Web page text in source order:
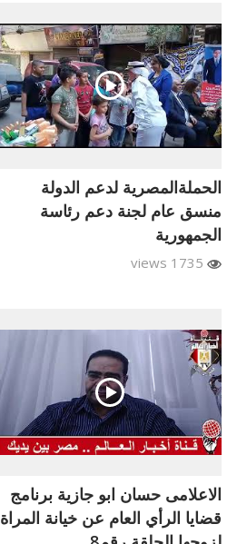
الحملةالمصرية لدعم الدولة
منسق عام لجنة دعم رئاسة
الجمهورية
الاعلامى حسان ابو جازية برنامج
قضايا الرأي العام عن خيانة المراة